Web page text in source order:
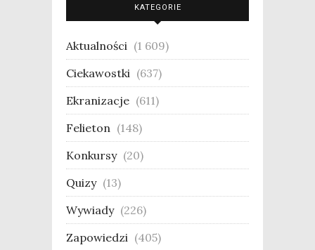
KATEGORIE
Aktualności (1 609)
Ciekawostki (637)
Ekranizacje (611)
Felieton (148)
Konkursy (20)
Quizy (13)
Wywiady (226)
Zapowiedzi (405)